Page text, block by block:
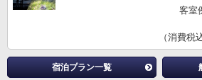
客室
（消費税
宿泊プラン一覧